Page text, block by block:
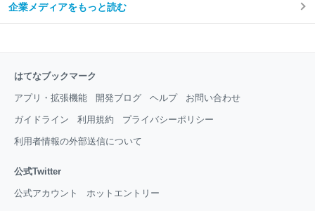
企業メディアをもっと読む
はてなブックマーク
アプリ・拡張機能 開発ブログ ヘルプ お問い合わせ
ガイドライン 利用規約 プライバシーポリシー
利用者情報の外部送信について
公式Twitter
公式アカウント ホットエントリー